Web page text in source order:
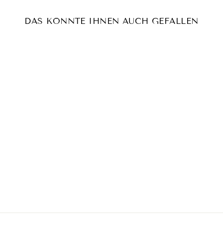
DAS KÖNNTE IHNEN AUCH GEFALLEN